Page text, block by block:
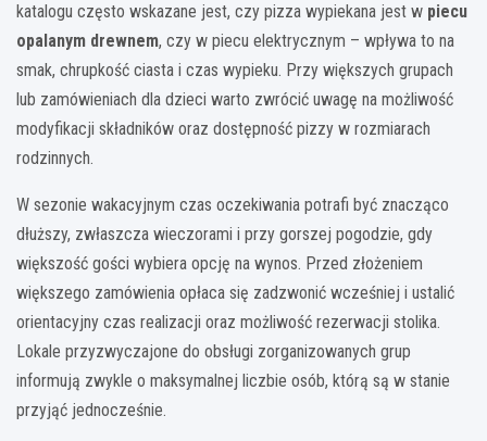
katalogu często wskazane jest, czy pizza wypiekana jest w piecu
opalanym drewnem, czy w piecu elektrycznym – wpływa to na
smak, chrupkość ciasta i czas wypieku. Przy większych grupach
lub zamówieniach dla dzieci warto zwrócić uwagę na możliwość
modyfikacji składników oraz dostępność pizzy w rozmiarach
rodzinnych.
W sezonie wakacyjnym czas oczekiwania potrafi być znacząco
dłuższy, zwłaszcza wieczorami i przy gorszej pogodzie, gdy
większość gości wybiera opcję na wynos. Przed złożeniem
większego zamówienia opłaca się zadzwonić wcześniej i ustalić
orientacyjny czas realizacji oraz możliwość rezerwacji stolika.
Lokale przyzwyczajone do obsługi zorganizowanych grup
informują zwykle o maksymalnej liczbie osób, którą są w stanie
przyjąć jednocześnie.